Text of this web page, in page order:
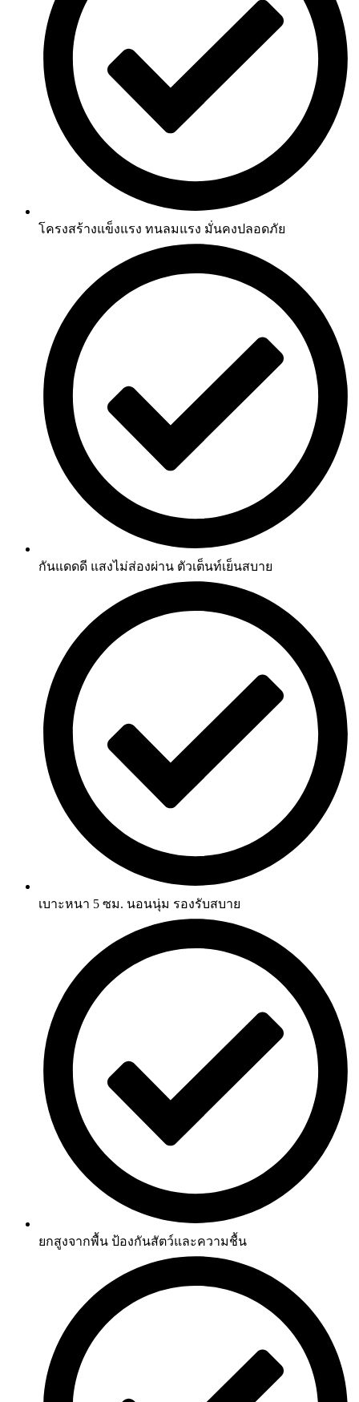
โครงสร้างแข็งแรง ทนลมแรง มั่นคงปลอดภัย
กันแดดดี แสงไม่ส่องผ่าน ตัวเต็นท์เย็นสบาย
เบาะหนา 5 ซม. นอนนุ่ม รองรับสบาย
ยกสูงจากพื้น ป้องกันสัตว์และความชื้น